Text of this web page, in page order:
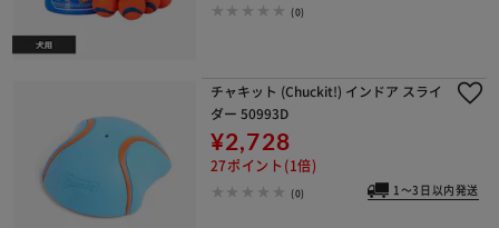
(0)
チャキット (Chuckit!) インドア スライ
ダー 50993D
¥2,728
27ポイント(1倍)
(0) 1～3日以内発送